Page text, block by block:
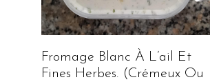
Fromage Blanc À L’ail Et
Fines Herbes. (Crémeux Ou